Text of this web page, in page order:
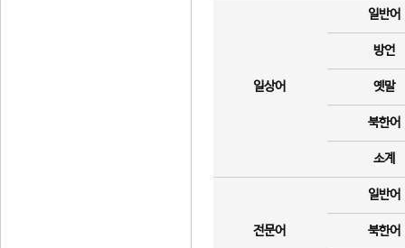
일상어
일반어
방언
옛말
북한어
소계
전문어
일반어
북한어